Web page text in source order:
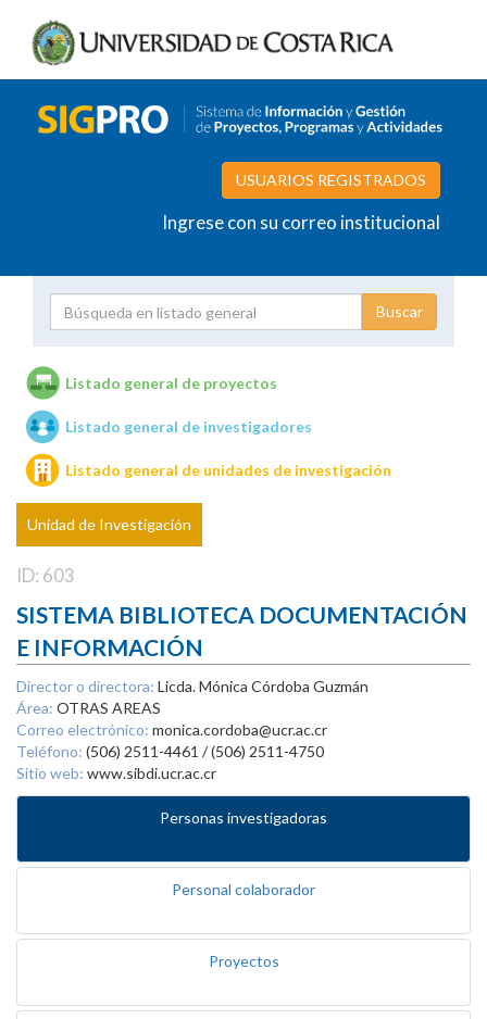
USUARIOS REGISTRADOS
Ingrese con su correo institucional
Unidades de investigación
Listado general de proyectos
Listado general de investigadores
Listado general de unidades de investigación
Unidad de Investigación
ID: 603
SISTEMA BIBLIOTECA DOCUMENTACIÓN
E INFORMACIÓN
Director o directora: Licda. Mónica Córdoba Guzmán
Área: OTRAS AREAS
Correo electrónico: monica.cordoba@ucr.ac.cr
Teléfono: (506) 2511-4461 / (506) 2511-4750
Sitio web: www.sibdi.ucr.ac.cr
Personas investigadoras
Personal colaborador
Proyectos